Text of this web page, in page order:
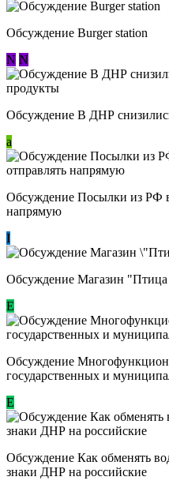
Обсуждение Burger station
N N
Обсуждение В ДНР
a
Обсуждение Посылки из РФ
напрямую
I
Обсуждение Магазин "Птица
Е
Обсуждение
государственных и
E
Обсуждение ​Как обменять
знаки ДНР на российские